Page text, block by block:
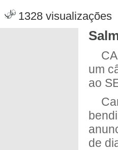
1328 visualizações
um
ao
de